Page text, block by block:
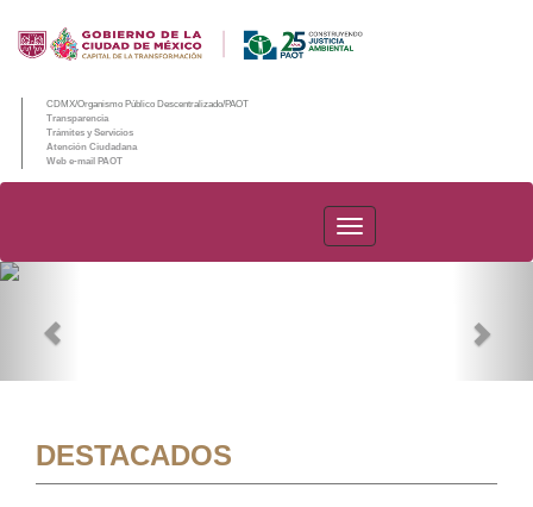
CDMX/Organismo Público Descentralizado/PAOT
Transparencia
Trámites y Servicios
Atención Ciudadana
Web e-mail PAOT
PAOT
DESTACADOS